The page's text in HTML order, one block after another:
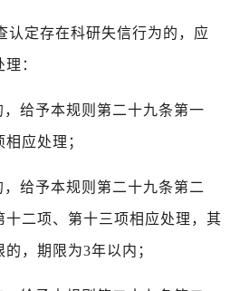
认定存在科研失信行为的，应
：
，给予本规则第二十九条第一
应处理；
，给予本规则第二十九条第二
二项、第十三项相应处理，其
的，期限为3年以内；